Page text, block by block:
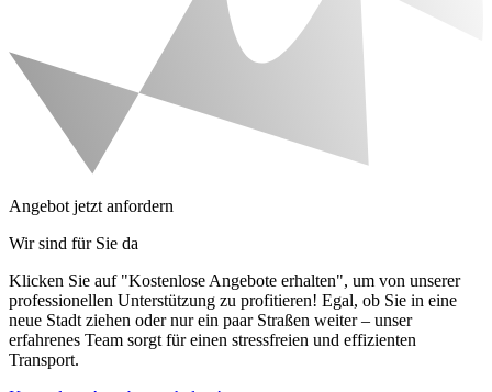
Angebot jetzt anfordern
Wir sind für Sie da
Klicken Sie auf "Kostenlose Angebote erhalten", um von unserer
professionellen Unterstützung zu profitieren! Egal, ob Sie in eine
neue Stadt ziehen oder nur ein paar Straßen weiter – unser
erfahrenes Team sorgt für einen stressfreien und effizienten
Transport.